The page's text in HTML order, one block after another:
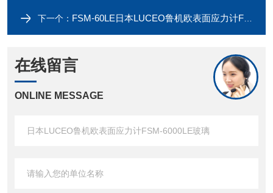
下一个： FSM-60LE日本LUCEO鲁机欧表面应力计FSM-6000LE
在线留言
ONLINE MESSAGE